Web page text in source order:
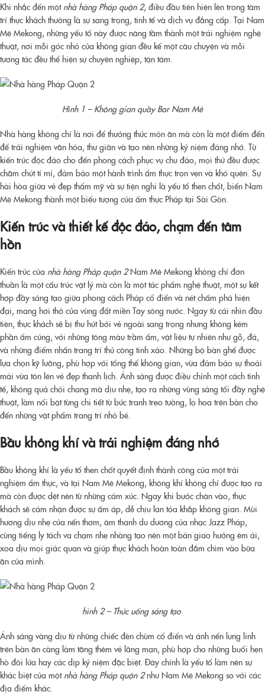
Khi nhắc đến một nhà hàng Pháp quận 2, điều đầu tiên hiện lên trong tâm
trí thực khách thường là sự sang trọng, tinh tế và dịch vụ đẳng cấp. Tại Nam
Mê Mekong, những yếu tố này được nâng tầm thành một trải nghiệm nghệ
thuật, nơi mỗi góc nhỏ của không gian đều kể một câu chuyện và mỗi
tương tác đều thể hiện sự chuyên nghiệp, tận tâm.
Hình 1 – Không gian quầy Bar Nam Mê
Nhà hàng không chỉ là nơi để thưởng thức món ăn mà còn là một điểm đến
để trải nghiệm văn hóa, thư giãn và tạo nên những kỷ niệm đáng nhớ. Từ
kiến trúc độc đáo cho đến phong cách phục vụ chu đáo, mọi thứ đều được
chăm chút tỉ mỉ, đảm bảo một hành trình ẩm thực trọn vẹn và khó quên. Sự
hài hòa giữa vẻ đẹp thẩm mỹ và sự tiện nghi là yếu tố then chốt, biến Nam
Mê Mekong thành một biểu tượng của ẩm thực Pháp tại Sài Gòn.
Kiến trúc và thiết kế độc đáo, chạm đến tâm
hồn
Kiến trúc của nhà hàng Pháp quận 2Nam Mê Mekong không chỉ đơn
thuần là một cấu trúc vật lý mà còn là một tác phẩm nghệ thuật, một sự kết
hợp đầy sáng tạo giữa phong cách Pháp cổ điển và nét chấm phá hiện
đại, mang hơi thở của vùng đất miền Tây sông nước. Ngay từ cái nhìn đầu
tiên, thực khách sẽ bị thu hút bởi vẻ ngoài sang trọng nhưng không kém
phần ấm cúng, với những tông màu trầm ấm, vật liệu tự nhiên như gỗ, đá,
và những điểm nhấn trang trí thủ công tinh xảo. Những bộ bàn ghế được
lựa chọn kỹ lưỡng, phù hợp với tổng thể không gian, vừa đảm bảo sự thoải
mái vừa tôn lên vẻ đẹp thanh lịch. Ánh sáng được điều chỉnh một cách tinh
tế, không quá chói chang mà dịu nhẹ, tạo ra những vùng sáng tối đầy nghệ
thuật, làm nổi bật từng chi tiết từ bức tranh treo tường, lọ hoa trên bàn cho
đến những vật phẩm trang trí nhỏ bé.
Bầu không khí và trải nghiệm đáng nhớ
Bầu không khí là yếu tố then chốt quyết định thành công của một trải
nghiệm ẩm thực, và tại Nam Mê Mekong, không khí không chỉ được tạo ra
mà còn được dệt nên từ những cảm xúc. Ngay khi bước chân vào, thực
khách sẽ cảm nhận được sự ấm áp, dễ chịu lan tỏa khắp không gian. Mùi
hương dịu nhẹ của nến thơm, âm thanh du dương của nhạc Jazz Pháp,
cùng tiếng ly tách va chạm nhẹ nhàng tạo nên một bản giao hưởng êm ái,
xoa dịu mọi giác quan và giúp thực khách hoàn toàn đắm chìm vào bữa
ăn của mình.
hình 2 – Thức uống sáng tạo
Ánh sáng vàng dịu từ những chiếc đèn chùm cổ điển và ánh nến lung linh
trên bàn ăn càng làm tăng thêm vẻ lãng mạn, phù hợp cho những buổi hẹn
hò đôi lứa hay các dịp kỷ niệm đặc biệt. Đây chính là yếu tố làm nên sự
khác biệt của một nhà hàng Pháp quận 2như Nam Mê Mekong so với các
địa điểm khác.